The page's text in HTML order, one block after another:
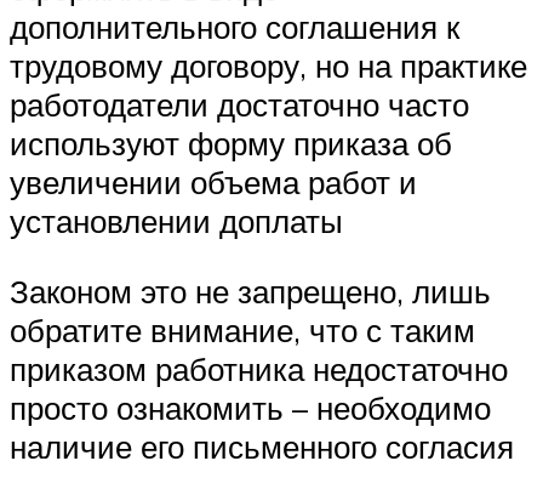
дополнительного соглашения к
трудовому договору, но на практике
работодатели достаточно часто
используют форму приказа об
увеличении объема работ и
установлении доплаты
Законом это не запрещено, лишь
обратите внимание, что с таким
приказом работника недостаточно
просто ознакомить – необходимо
наличие его письменного согласия